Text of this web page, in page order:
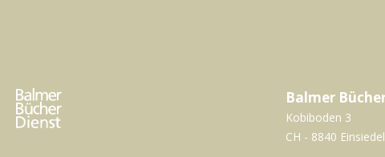
Balmer
Kobiboden 3
CH - 8840